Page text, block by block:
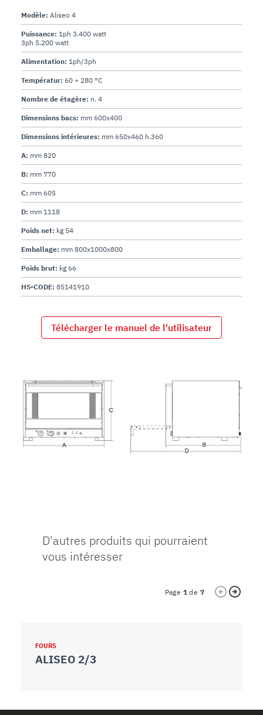
Modèle: Aliseo 4
Puissance: 1ph 3.400 watt
3ph 5.200 watt
Alimentation: 1ph/3ph
Températur: 60 ÷ 280 °C
Nombre de étagère: n. 4
Dimensions bacs: mm 600x400
Dimensions intérieures: mm 650x460 h.360
A: mm 820
B: mm 770
C: mm 605
D: mm 1118
Poids net: kg 54
Emballage: mm 800x1000x800
Poids brut: kg 66
HS-CODE: 85141910
Télécharger le manuel de l'utilisateur
D'autres produits qui pourraient
vous intéresser
Page 1 de 7
FOURS
ALISEO 2/3